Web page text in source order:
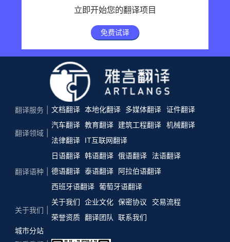
立即开始您的翻译项目
免费试译
翻译服务 文档翻译 本地化翻译 多媒体翻译 证件翻译
翻译领域
汽车翻译 教育翻译 建筑工程翻译 机械翻译
法律翻译
IT互联网翻译
翻译语种
日语翻译 韩语翻译 俄语翻译
法语翻译
德语翻译 泰语翻译 阿拉伯语翻译
西班牙语翻译 葡萄牙语翻译
关于我们
关于我们 企业文化 保密协议
交易流程
荣誉资质 翻译团队
联系我们
城市分站